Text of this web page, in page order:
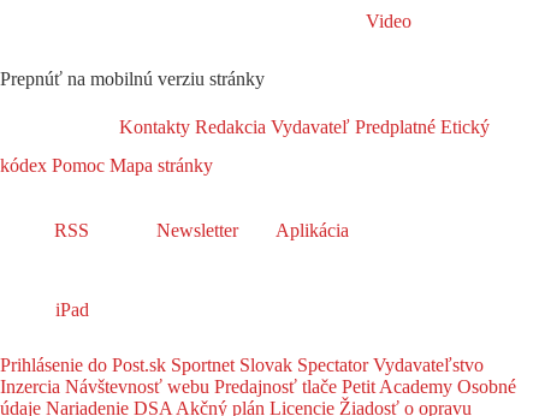
Video
Prepnúť na mobilnú verziu stránky
Kontakty Redakcia Vydavateľ Predplatné Etický
kódex Pomoc Mapa stránky
RSS Newsletter Aplikácia
iPad
Prihlásenie do Post.sk SportnetSlovak SpectatorVydavateľstvo
Inzercia Návštevnosť webu Predajnosť tlače Petit Academy Osobné
údaje Nariadenie DSAAkčný plán Licencie Žiadosť o opravu